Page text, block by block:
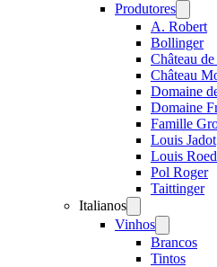
Produtores
menu
A. Robert
Bollinger
Château
Château
Domaine
Domaine
Famille
Louis Jadot
Louis
Pol Roger
Taittinger
Italianos
menu
Vinhos
menu
Brancos
Tintos